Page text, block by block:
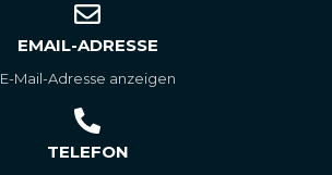
EMAIL-ADRESSE
E-Mail-Adresse anzeigen
TELEFON